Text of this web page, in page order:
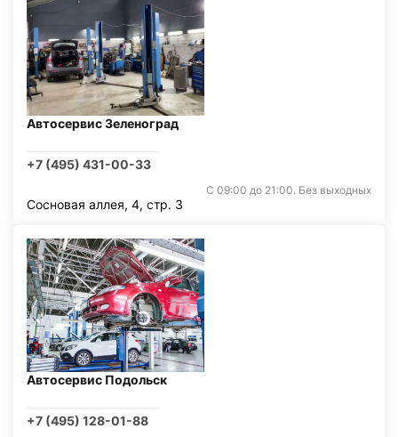
Автосервис Зеленоград
+7 (495) 431-00-33
С 09:00 до 21:00. Без выходных
Сосновая аллея, 4, стр. 3
Автосервис Подольск
+7 (495) 128-01-88